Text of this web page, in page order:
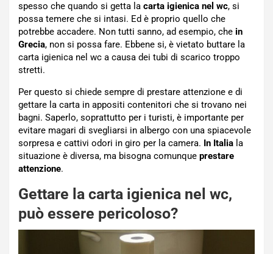
spesso che quando si getta la carta igienica nel wc, si
possa temere che si intasi. Ed è proprio quello che
potrebbe accadere. Non tutti sanno, ad esempio, che in
Grecia, non si possa fare. Ebbene si, è vietato buttare la
carta igienica nel wc a causa dei tubi di scarico troppo
stretti.
Per questo si chiede sempre di prestare attenzione e di
gettare la carta in appositi contenitori che si trovano nei
bagni. Saperlo, soprattutto per i turisti, è importante per
evitare magari di svegliarsi in albergo con una spiacevole
sorpresa e cattivi odori in giro per la camera. In Italia la
situazione è diversa, ma bisogna comunque prestare
attenzione.
Gettare la carta igienica nel wc,
può essere pericoloso?